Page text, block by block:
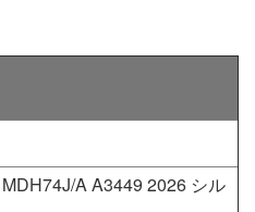
A A3449 2026 シル